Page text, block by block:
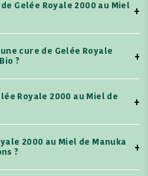
Gelée Royale 2000 au Miel
cure de Gelée Royale
?
Royale 2000 au Miel de
2000 au Miel de Manuka
?